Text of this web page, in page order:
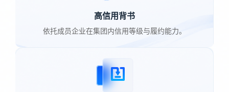
高信用背书
依托成员企业在集团内信用等级与履约能力。